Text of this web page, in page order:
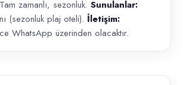
Tam zamanlı, sezonluk. Sunulanlar:
(sezonluk plaj oteli). İletişim:
WhatsApp üzerinden olacaktır.